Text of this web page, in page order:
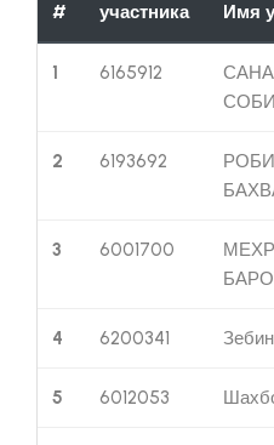
#
участника
Имя
1 6165912
2 6193692
3 6001700
4 6200341
5 6012053